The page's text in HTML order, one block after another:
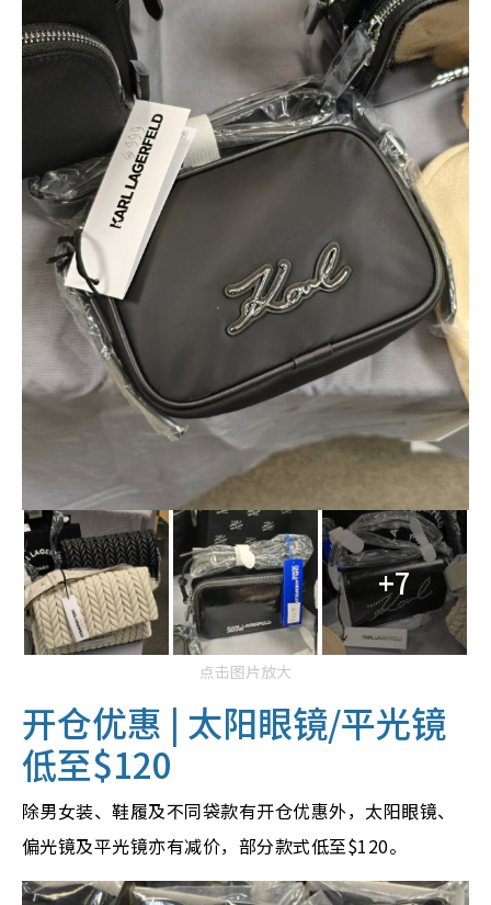
+7
点击图片放大
开仓优惠 | 太阳眼镜/平光镜
低至$120
除男女装、鞋履及不同袋款有开仓优惠外，太阳眼镜、
偏光镜及平光镜亦有减价，部分款式低至$120。